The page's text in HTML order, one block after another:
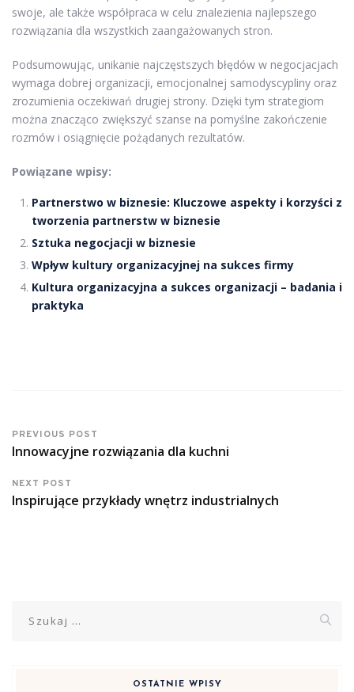
swoje, ale także współpraca w celu znalezienia najlepszego
rozwiązania dla wszystkich zaangażowanych stron.
Podsumowując, unikanie najczęstszych błędów w negocjacjach
wymaga dobrej organizacji, emocjonalnej samodyscypliny oraz
zrozumienia oczekiwań drugiej strony. Dzięki tym strategiom
można znacząco zwiększyć szanse na pomyślne zakończenie
rozmów i osiągnięcie pożądanych rezultatów.
Powiązane wpisy:
Partnerstwo w biznesie: Kluczowe aspekty i korzyści z
tworzenia partnerstw w biznesie
Sztuka negocjacji w biznesie
Wpływ kultury organizacyjnej na sukces firmy
Kultura organizacyjna a sukces organizacji – badania i
praktyka
PREVIOUS POST
Innowacyjne rozwiązania dla kuchni
NEXT POST
Inspirujące przykłady wnętrz industrialnych
OSTATNIE WPISY